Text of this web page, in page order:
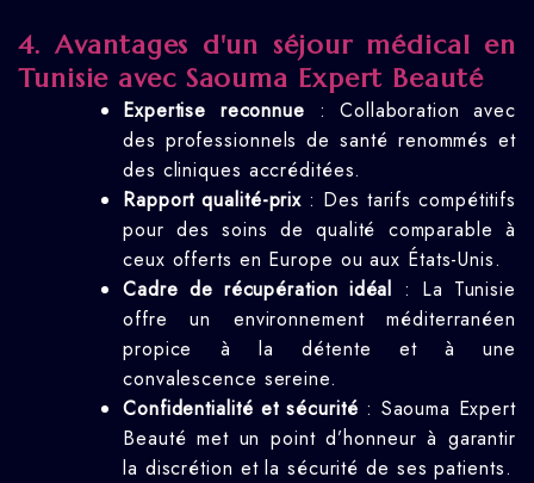
4. Avantages d'un séjour médical en
Tunisie avec Saouma Expert Beauté
Expertise reconnue : Collaboration avec
des professionnels de santé renommés et
des cliniques accréditées.
Rapport qualité-prix : Des tarifs compétitifs
pour des soins de qualité comparable à
ceux offerts en Europe ou aux États-Unis.
Cadre de récupération idéal : La Tunisie
offre un environnement méditerranéen
propice à la détente et à une
convalescence sereine.
Confidentialité et sécurité : Saouma Expert
Beauté met un point d’honneur à garantir
la discrétion et la sécurité de ses patients.